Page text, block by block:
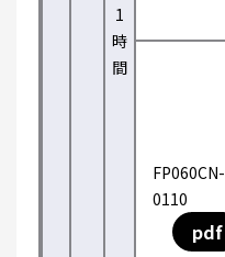
1
時
間
FP060CN-
0110
pdf